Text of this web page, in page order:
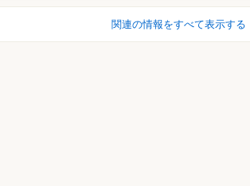
関連の情報をすべて表示する